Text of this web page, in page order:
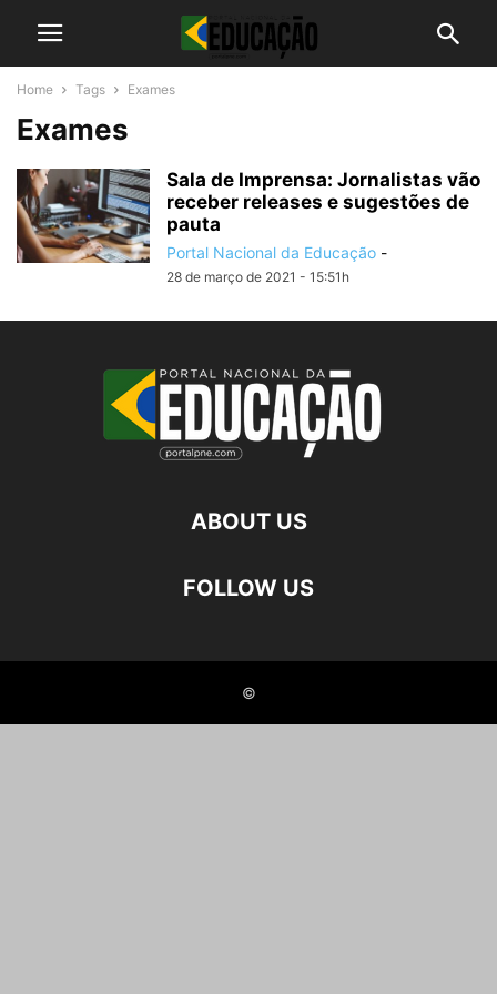
Home Tags Exames
Exames
Sala de Imprensa: Jornalistas vão
receber releases e sugestões de
pauta
Portal Nacional da Educação -
28 de março de 2021 - 15:51h
ABOUT US
FOLLOW US
©